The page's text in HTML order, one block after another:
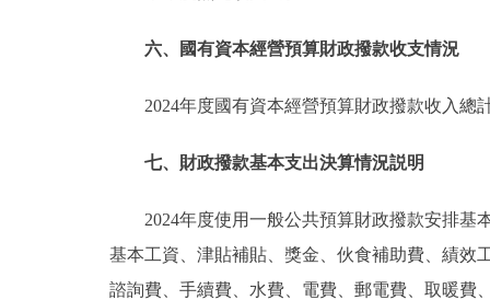
六、國有資本經營預算財政撥款收支情況
2024年度國有資本經營預算財政撥款收入總
七、財政撥款基本支出決算情況説明
2024年度使用一般公共預算財政撥款安排基
基本工資、津貼補貼、獎金、伙食補助費、績效
諮詢費、手續費、水費、電費、郵電費、取暖費